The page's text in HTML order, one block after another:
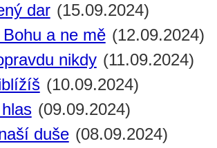
dar (15.09.2024)
a ne mě (12.09.2024)
nikdy (11.09.2024)
(10.09.2024)
(09.09.2024)
duše (08.09.2024)